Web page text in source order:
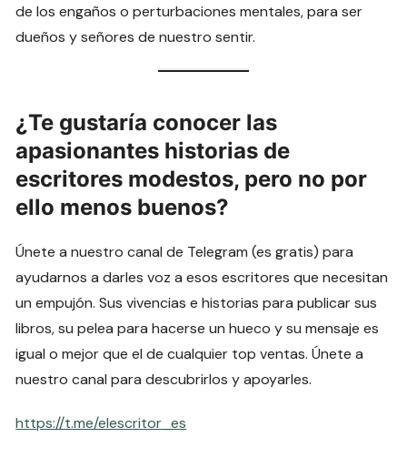
de los engaños o perturbaciones mentales, para ser
dueños y señores de nuestro sentir.
¿Te gustaría conocer las
apasionantes historias de
escritores modestos, pero no por
ello menos buenos?
Únete a nuestro canal de Telegram (es gratis) para
ayudarnos a darles voz a esos escritores que necesitan
un empujón. Sus vivencias e historias para publicar sus
libros, su pelea para hacerse un hueco y su mensaje es
igual o mejor que el de cualquier top ventas. Únete a
nuestro canal para descubrirlos y apoyarles.
https://t.me/elescritor_es